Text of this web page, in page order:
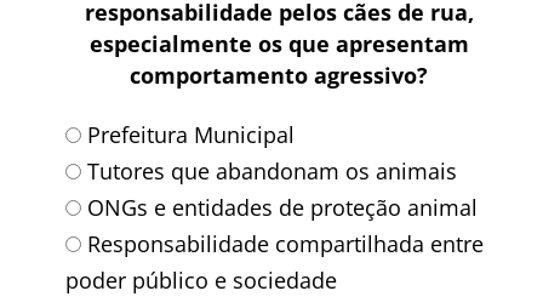
responsabilidade pelos cães de rua,
especialmente os que apresentam
comportamento agressivo?
Prefeitura Municipal
Tutores que abandonam os animais
ONGs e entidades de proteção animal
Responsabilidade compartilhada entre
poder público e sociedade